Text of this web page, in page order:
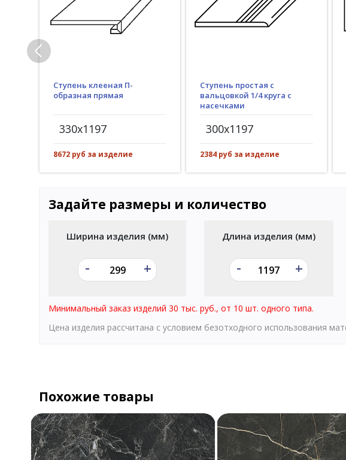
Ступень клееная П-
образная прямая
330x1197
8672 руб за изделие
Ступень простая с
вальцовкой 1/4 круга с
насечками
300x1197
2384 руб за изделие
Задайте размеры и количество
Ширина изделия (мм)
- +
Длина изделия (мм)
- +
Минимальный заказ изделий 30 тыс. руб., от 10 шт. одного типа.
Цена изделия рассчитана с условием безотходного использования
Похожие товары